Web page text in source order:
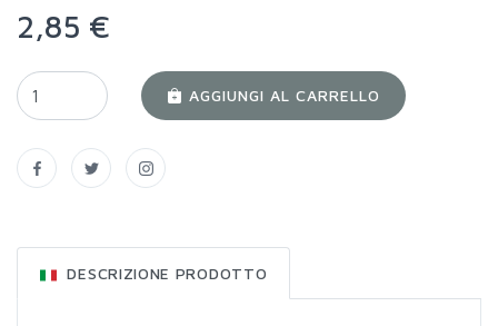
2,85 €
AGGIUNGI AL CARRELLO
DESCRIZIONE PRODOTTO